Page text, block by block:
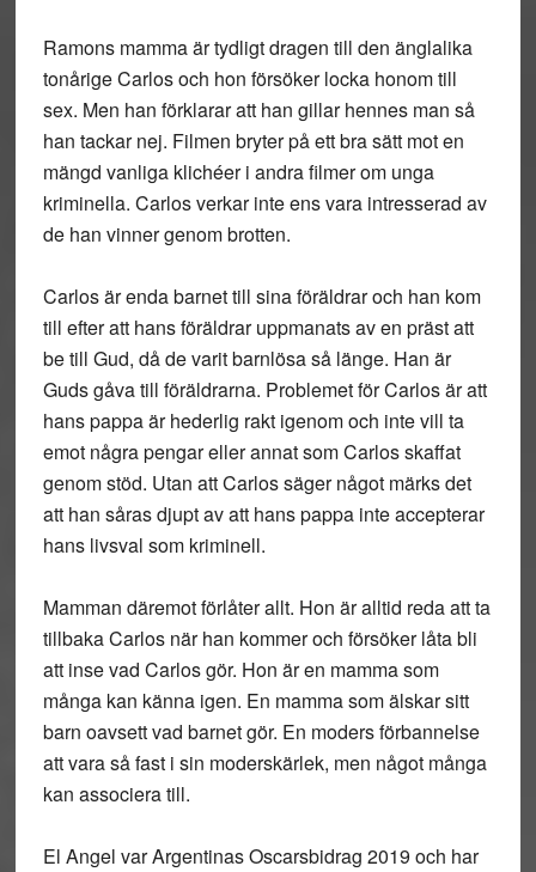
Ramons mamma är tydligt dragen till den änglalika
tonårige Carlos och hon försöker locka honom till
sex. Men han förklarar att han gillar hennes man så
han tackar nej. Filmen bryter på ett bra sätt mot en
mängd vanliga klichéer i andra filmer om unga
kriminella. Carlos verkar inte ens vara intresserad av
de han vinner genom brotten.
Carlos är enda barnet till sina föräldrar och han kom
till efter att hans föräldrar uppmanats av en präst att
be till Gud, då de varit barnlösa så länge. Han är
Guds gåva till föräldrarna. Problemet för Carlos är att
hans pappa är hederlig rakt igenom och inte vill ta
emot några pengar eller annat som Carlos skaffat
genom stöd. Utan att Carlos säger något märks det
att han såras djupt av att hans pappa inte accepterar
hans livsval som kriminell.
Mamman däremot förlåter allt. Hon är alltid reda att ta
tillbaka Carlos när han kommer och försöker låta bli
att inse vad Carlos gör. Hon är en mamma som
många kan känna igen. En mamma som älskar sitt
barn oavsett vad barnet gör. En moders förbannelse
att vara så fast i sin moderskärlek, men något många
kan associera till.
El Angel var Argentinas Oscarsbidrag 2019 och har